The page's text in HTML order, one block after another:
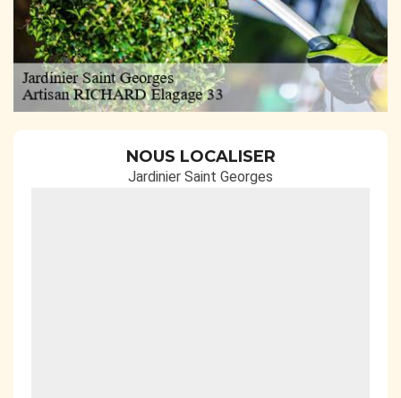
NOUS LOCALISER
Jardinier Saint Georges